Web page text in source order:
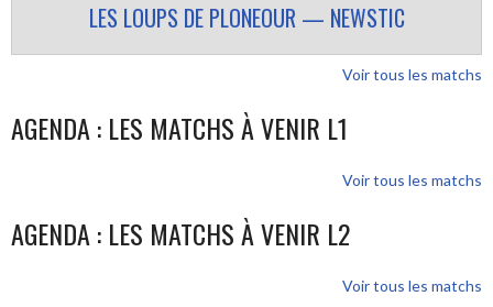
LES LOUPS DE PLONEOUR — NEWSTIC
Voir tous les matchs
AGENDA : LES MATCHS À VENIR L1
Voir tous les matchs
AGENDA : LES MATCHS À VENIR L2
Voir tous les matchs